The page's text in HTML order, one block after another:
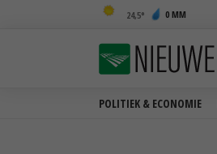
24,5 0 MM
POLITIEK & ECONOMIE